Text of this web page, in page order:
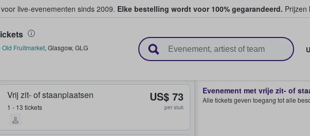
live-evenementen sinds 2009. Elke bestelling wordt voor 100% gegarandeerd. Prijzen
tickets kopen en verkopen
Old Fruitmarket, Glasgow, GLG
Vrij zit- of staanplaatsen
1 - 13 tickets
US$ 73
per stuk
Evenement met vrije zit- of
Alle tickets geven toegang tot alle